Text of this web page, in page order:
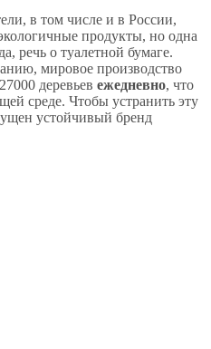
в том числе и в России,
продукты, но одна
речь о туалетной бумаге.
мировое производство
деревьев ежедневно, что
среде. Чтобы устранить эту
устойчивый бренд